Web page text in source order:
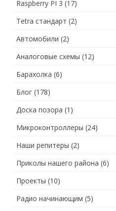
Raspberry PI 3 (17)
Tetra стандарт (2)
Автомобили (2)
Аналоговые схемы (12)
Барахолка (6)
Блог (178)
Доска позора (1)
Микроконтроллеры (24)
Наши репитеры (2)
Приколы нашего района (6)
Проекты (10)
Радио начинающим (5)